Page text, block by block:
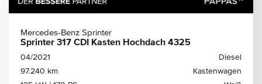
Mercedes-Benz Sprinter
Sprinter 317 CDI Kasten Hochdach 4325
04/2021
Diesel
97.240 km
Kastenwagen